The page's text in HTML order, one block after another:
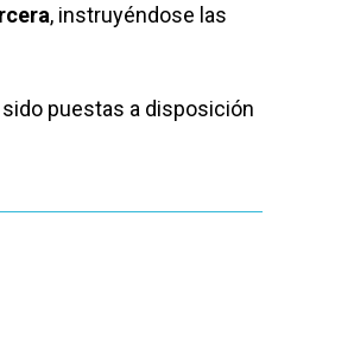
, instruyéndose las
puestas a disposición